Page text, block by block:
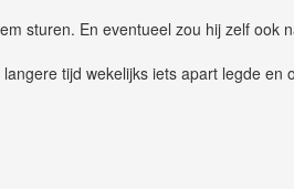
sturen. En eventueel zou hij zelf ook
tijd wekelijks iets apart legde